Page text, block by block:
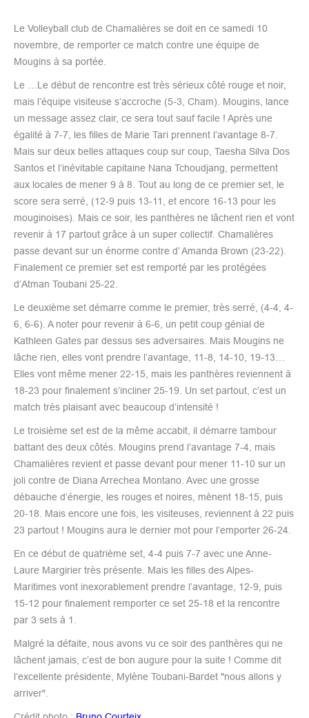
Le Volleyball club de Chamalières se doit en ce samedi 10
novembre, de remporter ce match contre une équipe de
Mougins à sa portée.
Le …Le début de rencontre est très sérieux côté rouge et noir,
mais l’équipe visiteuse s’accroche (5-3, Cham). Mougins, lance
un message assez clair, ce sera tout sauf facile ! Après une
égalité à 7-7, les filles de Marie Tari prennent l’avantage 8-7.
Mais sur deux belles attaques coup sur coup, Taesha Silva Dos
Santos et l’inévitable capitaine Nana Tchoudjang, permettent
aux locales de mener 9 à 8. Tout au long de ce premier set, le
score sera serré, (12-9 puis 13-11, et encore 16-13 pour les
mouginoises). Mais ce soir, les panthères ne lâchent rien et vont
revenir à 17 partout grâce à un super collectif. Chamalières
passe devant sur un énorme contre d’ Amanda Brown (23-22).
Finalement ce premier set est remporté par les protégées
d’Atman Toubani 25-22.
Le deuxième set démarre comme le premier, très serré, (4-4, 4-
6, 6-6). A noter pour revenir à 6-6, un petit coup génial de
Kathleen Gates par dessus ses adversaires. Mais Mougins ne
lâche rien, elles vont prendre l’avantage, 11-8, 14-10, 19-13…
Elles vont même mener 22-15, mais les panthères reviennent à
18-23 pour finalement s’incliner 25-19. Un set partout, c’est un
match très plaisant avec beaucoup d’intensité !
Le troisième set est de la même accabit, il démarre tambour
battant des deux côtés. Mougins prend l’avantage 7-4, mais
Chamalières revient et passe devant pour mener 11-10 sur un
joli contre de Diana Arrechea Montano. Avec une grosse
débauche d’énergie, les rouges et noires, mènent 18-15, puis
20-18. Mais encore une fois, les visiteuses, reviennent à 22 puis
23 partout ! Mougins aura le dernier mot pour l’emporter 26-24.
En ce début de quatrième set, 4-4 puis 7-7 avec une Anne-
Laure Margirier très présente. Mais les filles des Alpes-
Maritimes vont inexorablement prendre l’avantage, 12-9, puis
15-12 pour finalement remporter ce set 25-18 et la rencontre
par 3 sets à 1.
Malgré la défaite, nous avons vu ce soir des panthères qui ne
lâchent jamais, c’est de bon augure pour la suite ! Comme dit
l’excellente présidente, Mylène Toubani-Bardet "nous allons y
arriver".